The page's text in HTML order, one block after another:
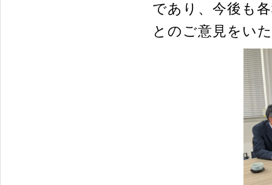
であり、今後も
とのご意見をい